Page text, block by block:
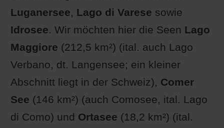
Luganersee, Lago di Varese sowie
Idrosee. Wir möchten hier die Seen Lago
Maggiore (212,5 km²) (ital. auch Lago
Verbano, dt. Langensee; ein kleiner
Abschnitt liegt in der Schweiz), Comer
See (146 km²) (auch Comosee, ital. Lago
di Como) und Ortasee (18,2 km²) (ital.